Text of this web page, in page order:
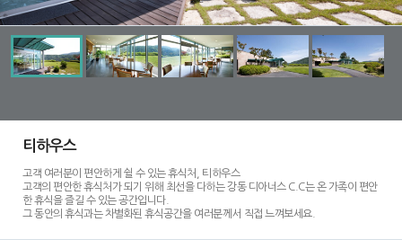
티하우스
고객 여러분이 편안하게 쉴 수 있는 휴식처, 티하우스
고객의 편안한 휴식처가 되기 위해 최선을 다하는 강동 디아너스 C.C는 온 가족이 편안
한 휴식을 즐길 수 있는 공간입니다.
그 동안의 휴식과는 차별화된 휴식공간을 여러분께서 직접 느껴보세요.